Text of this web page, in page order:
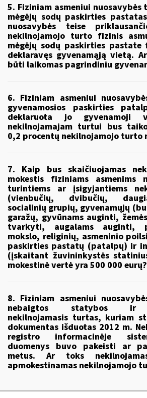
5. Fiziniam asmeniui
mėgėjų sodų paskirties
nuosavybės teise
nekilnojamojo turto fizinis
mėgėjų sodų paskirties pastate
deklaravęs gyvenamąją vietą.
būti laikomas pagrindiniu
6. Fiziniam asmeniui
gyvenamosios paskirties
deklaruota jo gyvenamoji
nekilnojamajam turtui bus
0,2 procentų nekilnojamojo turto
7. Kaip bus skaičiuojamas
mokestis fiziniams asmenims
turintiems ar įsigyjantiems
(vienbučių, dvibučių,
socialinių grupių, gyvenamųjų
garažų, gyvūnams auginti,
tvarkyti, augalams auginti,
mokslo, religinių, asmeninio
paskirties pastatų (patalpų) ir
(įskaitant žuvininkystės
mokestinė vertė yra 500 000 eurų?
8. Fiziniam asmeniui
nebaigtos statybos ir
nekilnojamasis turtas, kuriam
dokumentas išduotas 2012 m.
registro informacinėje
duomenys buvo pakeisti ar
metus. Ar toks
apmokestinamas nekilnojamojo